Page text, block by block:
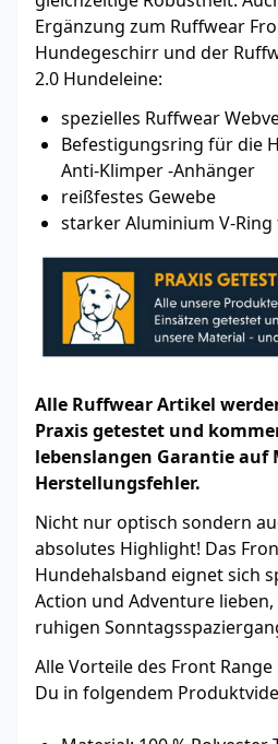
Ergänzung zum Ruffwear
Hundegeschirr und der
2.0 Hundeleine:
spezielles Ruffwear
Befestigungsring für die
Anti-Klimper -Anhänger
reißfestes Gewebe
starker Aluminium V-
Alle Ruffwear Artikel
Praxis getestet und
lebenslangen Garantie auf
Herstellungsfehler.
Nicht nur optisch sondern
absolutes Highlight! Das
Hundehalsband eignet sich
Action und Adventure
ruhigen
Alle Vorteile des Front
Du in folgendem